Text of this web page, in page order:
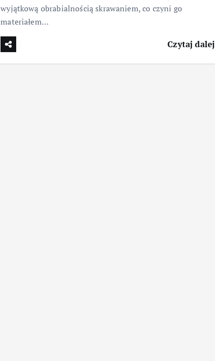
wyjątkową obrabialnością skrawaniem, co czyni go
materiałem…
Czytaj dalej